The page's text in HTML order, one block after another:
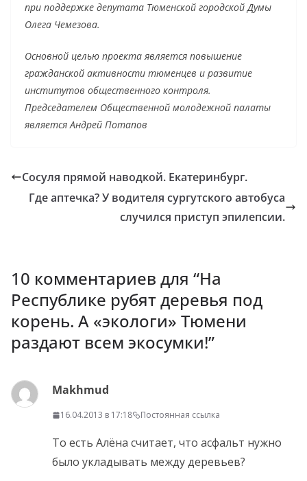
при поддержке депутата Тюменской городской Думы
Олега Чемезова.
Основной целью проекта является повышение
гражданской активности тюменцев и развитие
институтов общественного контроля.
Председателем Общественной молодежной палаты
является Андрей Потапов
Сосуля прямой наводкой. Екатеринбург.
Где аптечка? У водителя сургутского автобуса
случился приступ эпилепсии.
10 комментариев для “На
Республике рубят деревья под
корень. А «экологи» Тюмени
раздают всем экосумки!”
Makhmud
16.04.2013 в 17:18 Постоянная ссылка
То есть Алёна считает, что асфальт нужно
было укладывать между деревьев?